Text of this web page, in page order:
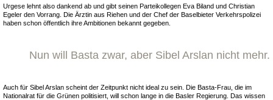
Urgese lehnt also dankend ab und gibt seinen Parteikollegen Eva Biland und Christian
Egeler den Vorrang. Die Ärztin aus Riehen und der Chef der Baselbieter Verkehrspolizei
haben schon öffentlich ihre Ambitionen bekannt gegeben.
Nun will Basta zwar, aber Sibel Arslan nicht mehr.
Auch für Sibel Arslan scheint der Zeitpunkt nicht ideal zu sein. Die Basta-Frau, die im
Nationalrat für die Grünen politisiert, will schon lange in die Basler Regierung. Das wissen